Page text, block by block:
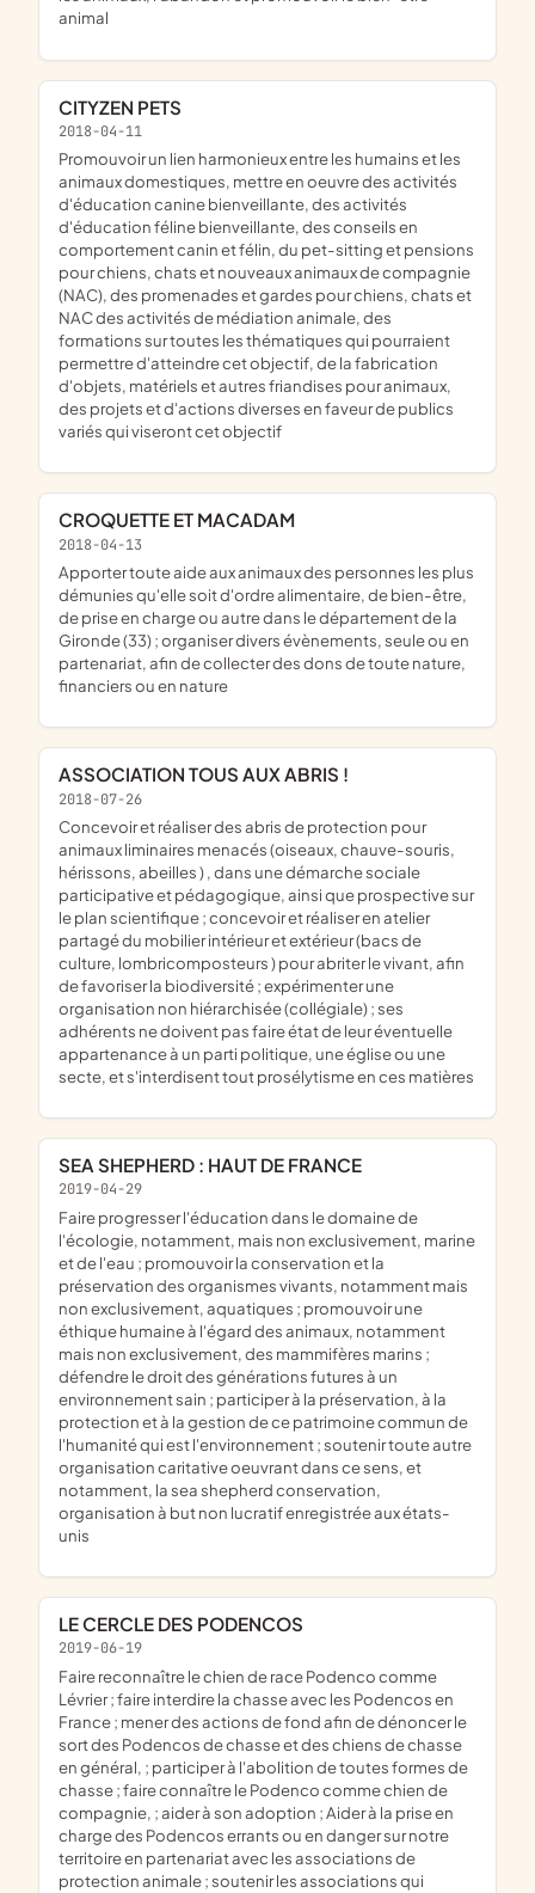
animal
CITYZEN PETS
2018-04-11
promouvoir un lien harmonieux entre les humains et les
animaux domestiques, mettre en oeuvre des activités
d'éducation canine bienveillante, des activités
d'éducation féline bienveillante, des conseils en
comportement canin et félin, du pet-sitting et pensions
pour chiens, chats et nouveaux animaux de compagnie
(NAC), des promenades et gardes pour chiens, chats et
NAC des activités de médiation animale, des
formations sur toutes les thématiques qui pourraient
permettre d'atteindre cet objectif, de la fabrication
d'objets, matériels et autres friandises pour animaux,
des projets et d'actions diverses en faveur de publics
variés qui viseront cet objectif
CROQUETTE ET MACADAM
2018-04-13
apporter toute aide aux animaux des personnes les plus
démunies qu'elle soit d'ordre alimentaire, de bien-être,
de prise en charge ou autre dans le département de la
Gironde (33) ; organiser divers évènements, seule ou en
partenariat, afin de collecter des dons de toute nature,
financiers ou en nature
ASSOCIATION TOUS AUX ABRIS !
2018-07-26
concevoir et réaliser des abris de protection pour
animaux liminaires menacés (oiseaux, chauve-souris,
hérissons, abeilles ) , dans une démarche sociale
participative et pédagogique, ainsi que prospective sur
le plan scientifique ; concevoir et réaliser en atelier
partagé du mobilier intérieur et extérieur (bacs de
culture, lombricomposteurs ) pour abriter le vivant, afin
de favoriser la biodiversité ; expérimenter une
organisation non hiérarchisée (collégiale) ; ses
adhérents ne doivent pas faire état de leur éventuelle
appartenance à un parti politique, une église ou une
secte, et s'interdisent tout prosélytisme en ces matières
SEA SHEPHERD : HAUT DE FRANCE
2019-04-29
faire progresser l'éducation dans le domaine de
l'écologie, notamment, mais non exclusivement, marine
et de l'eau ; promouvoir la conservation et la
préservation des organismes vivants, notamment mais
non exclusivement, aquatiques ; promouvoir une
éthique humaine à l'égard des animaux, notamment
mais non exclusivement, des mammifères marins ;
défendre le droit des générations futures à un
environnement sain ; participer à la préservation, à la
protection et à la gestion de ce patrimoine commun de
l'humanité qui est l'environnement ; soutenir toute autre
organisation caritative oeuvrant dans ce sens, et
notamment, la sea shepherd conservation,
organisation à but non lucratif enregistrée aux états-
unis
LE CERCLE DES PODENCOS
2019-06-19
faire reconnaître le chien de race Podenco comme
Lévrier ; faire interdire la chasse avec les Podencos en
France ; mener des actions de fond afin de dénoncer le
sort des Podencos de chasse et des chiens de chasse
en général, ; participer à l'abolition de toutes formes de
chasse ; faire connaître le Podenco comme chien de
compagnie, ; aider à son adoption ; Aider à la prise en
charge des Podencos errants ou en danger sur notre
territoire en partenariat avec les associations de
protection animale ; soutenir les associations qui